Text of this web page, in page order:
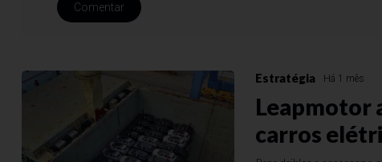
Comentar
Estratégia Há 1 mês
Leapmotor
carros